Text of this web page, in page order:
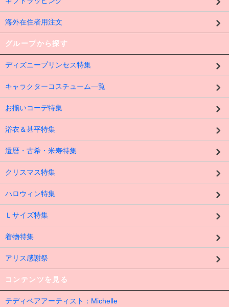
海外在住者用注文
グループから探す
ディズニープリンセス特集
キャラクターコスチューム一覧
お揃いコーデ特集
浴衣＆甚平特集
還暦・古希・米寿特集
クリスマス特集
ハロウィン特集
Ｌサイズ特集
着物特集
アリス感謝祭
コンテンツを見る
テディベアアーティスト：Michelle